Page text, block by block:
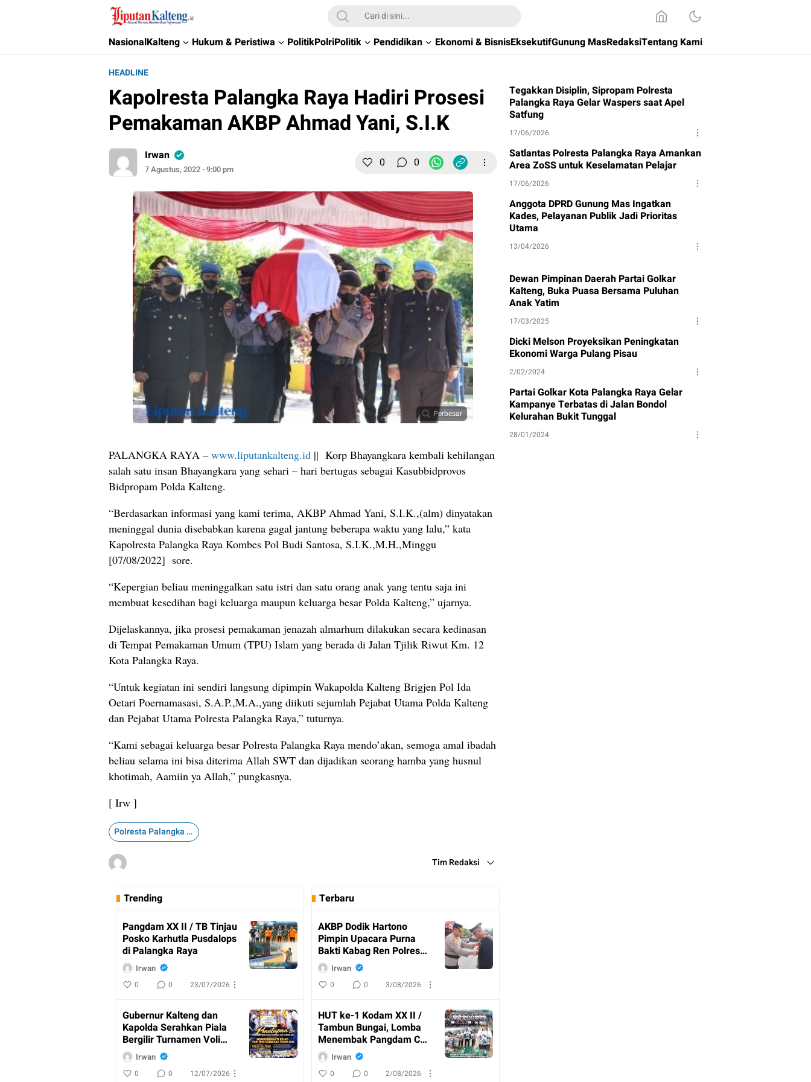
Liputan Kalteng
Akurat, Terpercaya & Independent
NasionalKalteng Hukum & Peristiwa PolitikPolriPolitik Pendidikan Ekonomi & BisnisEksekutifGunung MasRedaksiTentang Kami
HEADLINE
Kapolresta Palangka Raya Hadiri Prosesi
Pemakaman AKBP Ahmad Yani, S.I.K
Irwan
7 Agustus, 2022 - 9:00 pm 0 0
Perbesar
PALANGKA RAYA – www.liputankalteng.id || Korp Bhayangkara kembali kehilangan
salah satu insan Bhayangkara yang sehari – hari bertugas sebagai Kasubbidprovos
Bidpropam Polda Kalteng.
“Berdasarkan informasi yang kami terima, AKBP Ahmad Yani, S.I.K.,(alm) dinyatakan
meninggal dunia disebabkan karena gagal jantung beberapa waktu yang lalu,” kata
Kapolresta Palangka Raya Kombes Pol Budi Santosa, S.I.K.,M.H.,Minggu
[07/08/2022] sore.
“Kepergian beliau meninggalkan satu istri dan satu orang anak yang tentu saja ini
membuat kesedihan bagi keluarga maupun keluarga besar Polda Kalteng,” ujarnya.
Dijelaskannya, jika prosesi pemakaman jenazah almarhum dilakukan secara kedinasan
di Tempat Pemakaman Umum (TPU) Islam yang berada di Jalan Tjilik Riwut Km. 12
Kota Palangka Raya.
“Untuk kegiatan ini sendiri langsung dipimpin Wakapolda Kalteng Brigjen Pol Ida
Oetari Poernamasasi, S.A.P.,M.A.,yang diikuti sejumlah Pejabat Utama Polda Kalteng
dan Pejabat Utama Polresta Palangka Raya,” tuturnya.
“Kami sebagai keluarga besar Polresta Palangka Raya mendo’akan, semoga amal ibadah
beliau selama ini bisa diterima Allah SWT dan dijadikan seorang hamba yang husnul
khotimah, Aamiin ya Allah,” pungkasnya.
[ Irw ]
Polresta Palangka Raya
Tim Redaksi
Trending
Pangdam XX II / TB Tinjau
Posko Karhutla Pusdalops
di Palangka Raya
Irwan
0 0 23/07/2026
Gubernur Kalteng dan
Kapolda Serahkan Piala
Bergilir Turnamen Voli
Kapolda Cup
Irwan
0 0 12/07/2026
Terbaru
AKBP Dodik Hartono
Pimpin Upacara Purna
Bakti Kabag Ren Polres
Katingan
Irwan
0 0 3/08/2026
HUT ke-1 Kodam XX II /
Tambun Bungai, Lomba
Menembak Pangdam Cup
Resmi Ditutup
Irwan
0 0 2/08/2026
Tegakkan Disiplin, Sipropam Polresta
Palangka Raya Gelar Waspers saat Apel
Satfung
17/06/2026
Satlantas Polresta Palangka Raya Amankan
Area ZoSS untuk Keselamatan Pelajar
17/06/2026
Anggota DPRD Gunung Mas Ingatkan
Kades, Pelayanan Publik Jadi Prioritas
Utama
13/04/2026
Dewan Pimpinan Daerah Partai Golkar
Kalteng, Buka Puasa Bersama Puluhan
Anak Yatim
17/03/2025
Dicki Melson Proyeksikan Peningkatan
Ekonomi Warga Pulang Pisau
2/02/2024
Partai Golkar Kota Palangka Raya Gelar
Kampanye Terbatas di Jalan Bondol
Kelurahan Bukit Tunggal
28/01/2024